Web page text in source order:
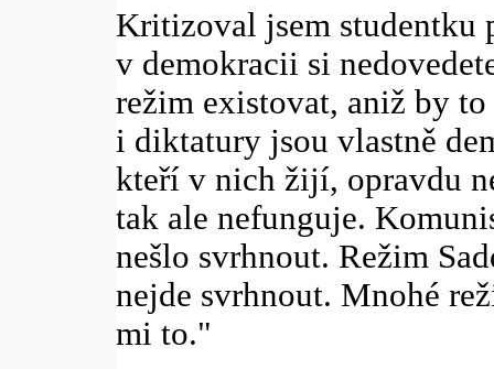
Kritizoval jsem studentku
v demokracii si
režim existovat, aniž by
i diktatury jsou vlastně
kteří v nich žijí, opravdu
tak ale nefunguje.
nešlo svrhnout. Režim
nejde svrhnout. Mnohé
mi to."